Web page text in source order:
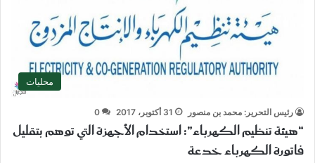
محليات
رئيس التحرير: محمد بن منصور 31 أكتوبر، 2017 0
“هيئة تنظيم الكهرباء”: استخدام الأجهزة التي توهم بتقليل
فاتورة الكهرباء خدعة